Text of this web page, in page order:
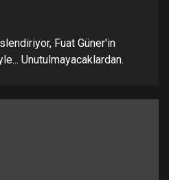
Fuat Güner'in
Unutulmayacaklardan.